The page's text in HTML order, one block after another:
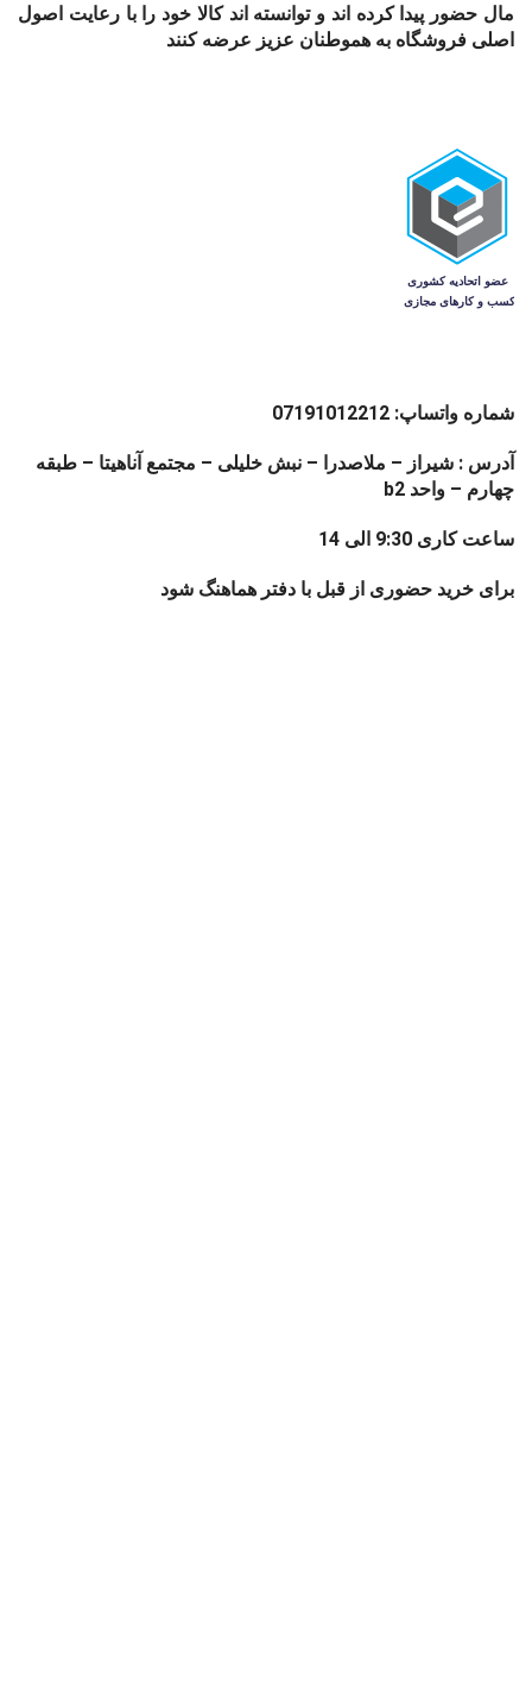
مال حضور پیدا کرده اند و توانسته اند کالا خود را با رعایت اصول
اصلی فروشگاه به هموطنان عزیز عرضه کنند
شماره واتساپ: 07191012212
آدرس : شیراز – ملاصدرا – نبش خلیلی – مجتمع آناهیتا – طبقه
چهارم – واحد b2
ساعت کاری 9:30 الی 14
برای خرید حضوری از قبل با دفتر هماهنگ شود